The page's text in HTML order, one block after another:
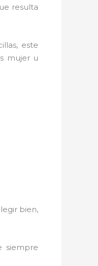
resulta
este
mujer u
bien,
siempre